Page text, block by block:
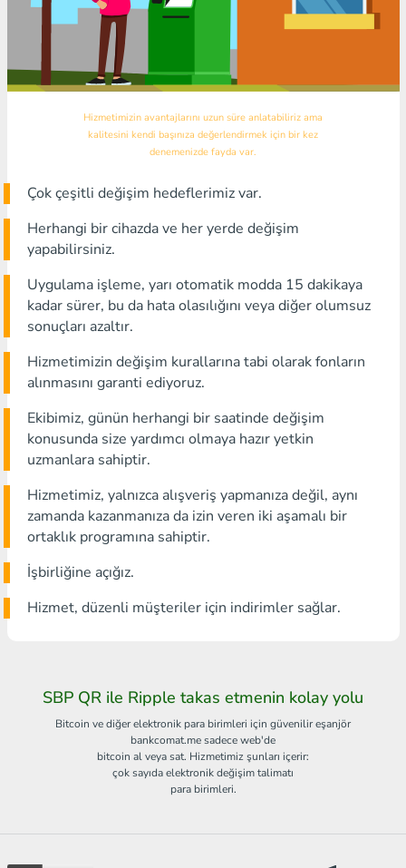
Hizmetimizin avantajlarını uzun süre anlatabiliriz ama
kalitesini kendi başınıza değerlendirmek için bir kez
denemenizde fayda var.
Çok çeşitli değişim hedeflerimiz var.
Herhangi bir cihazda ve her yerde değişim
yapabilirsiniz.
Uygulama işleme, yarı otomatik modda 15 dakikaya
kadar sürer, bu da hata olasılığını veya diğer olumsuz
sonuçları azaltır.
Hizmetimizin değişim kurallarına tabi olarak fonların
alınmasını garanti ediyoruz.
Ekibimiz, günün herhangi bir saatinde değişim
konusunda size yardımcı olmaya hazır yetkin
uzmanlara sahiptir.
Hizmetimiz, yalnızca alışveriş yapmanıza değil, aynı
zamanda kazanmanıza da izin veren iki aşamalı bir
ortaklık programına sahiptir.
İşbirliğine açığız.
Hizmet, düzenli müşteriler için indirimler sağlar.
SBP QR ile Ripple takas etmenin kolay yolu
Bitcoin ve diğer elektronik para birimleri için güvenilir eşanjör
bankcomat.me sadece web'de
bitcoin al veya sat. Hizmetimiz şunları içerir:
çok sayıda elektronik değişim talimatı
para birimleri.